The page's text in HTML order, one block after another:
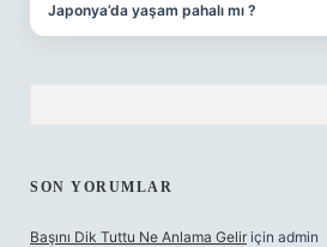
Japonya’da yaşam pahalı mı ?
SON YORUMLAR
Başını Dik Tuttu Ne Anlama Gelir için admin